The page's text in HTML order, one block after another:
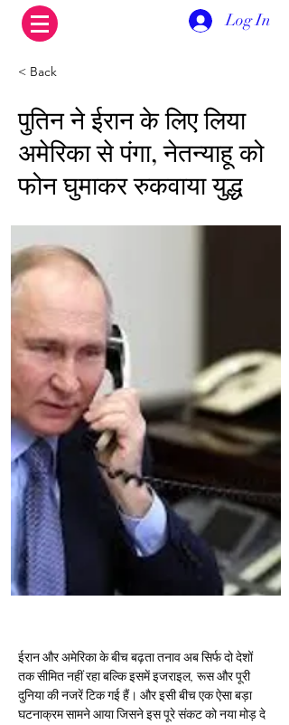
Log In
< Back
पुतिन ने ईरान के लिए लिया
अमेरिका से पंगा, नेतन्याहू को
फोन घुमाकर रुकवाया युद्ध
ईरान और अमेरिका के बीच बढ़ता तनाव अब सिर्फ दो देशों
तक सीमित नहीं रहा बल्कि इसमें इजराइल, रूस और पूरी
दुनिया की नजरें टिक गई हैं। और इसी बीच एक ऐसा बड़ा
घटनाक्रम सामने आया जिसने इस पूरे संकट को नया मोड़ दे